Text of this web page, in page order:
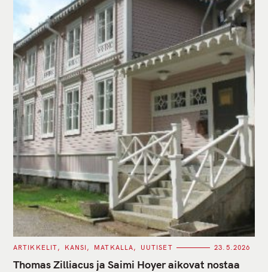
C
T
E
ARTIKKELIT KANSI MATKALLA UUTISET 23.5.2026
Thomas Zilliacus ja Saimi Hoyer aikovat nostaa